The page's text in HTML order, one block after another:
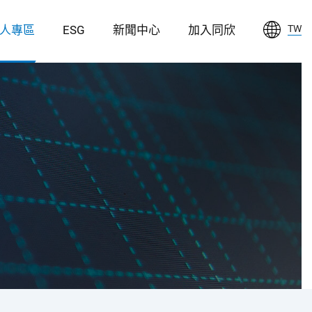
專區 ESG 新聞中心 加入同欣 TW